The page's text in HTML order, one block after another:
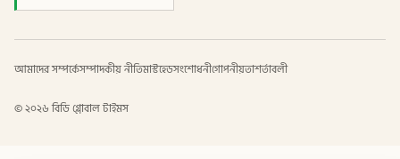
আমাদের সম্পর্কেসম্পাদকীয় নীতিমাস্টহেডসংশোধনীগোপনীয়তাশর্তাবলী
©২০২৬ বিডি গ্লোবাল টাইমস